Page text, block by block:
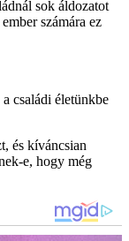
sok áldozatot
számára ez
családi életünkbe
és kíváncsian
e, hogy még